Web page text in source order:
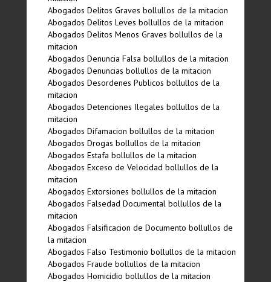
Abogados Delitos Graves bollullos de la mitacion
Abogados Delitos Leves bollullos de la mitacion
Abogados Delitos Menos Graves bollullos de la
mitacion
Abogados Denuncia Falsa bollullos de la mitacion
Abogados Denuncias bollullos de la mitacion
Abogados Desordenes Publicos bollullos de la
mitacion
Abogados Detenciones Ilegales bollullos de la
mitacion
Abogados Difamacion bollullos de la mitacion
Abogados Drogas bollullos de la mitacion
Abogados Estafa bollullos de la mitacion
Abogados Exceso de Velocidad bollullos de la
mitacion
Abogados Extorsiones bollullos de la mitacion
Abogados Falsedad Documental bollullos de la
mitacion
Abogados Falsificacion de Documento bollullos de
la mitacion
Abogados Falso Testimonio bollullos de la mitacion
Abogados Fraude bollullos de la mitacion
Abogados Homicidio bollullos de la mitacion